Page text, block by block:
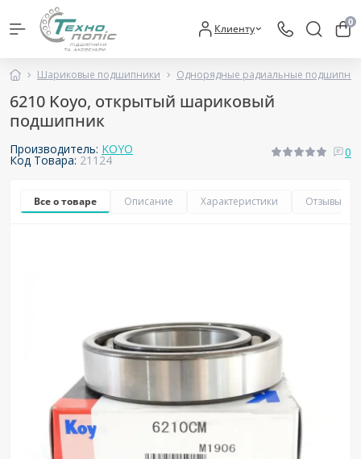
Клиенту 0
Шариковые подшипники Однорядные радиальные
6210 Koyo, открытый шариковый
подшипник
Производитель: KOYO
Код Товара: 21124
0
Все о товаре Описание Характеристики Отзывы